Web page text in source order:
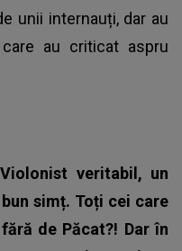
unii internauți, dar au
au criticat aspru
veritabil, un
simț. Toți cei care
de Păcat?! Dar în